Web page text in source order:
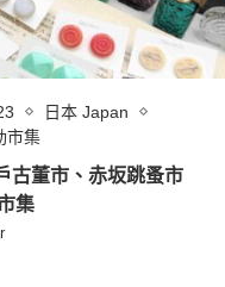
日本 Japan
市集
古董市、赤坂跳蚤市
集